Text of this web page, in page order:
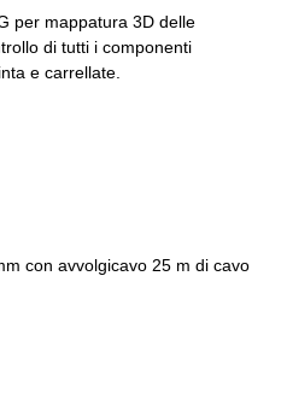
per mappatura 3D delle
di tutti i componenti
e carrellate.
con avvolgicavo 25 m di cavo